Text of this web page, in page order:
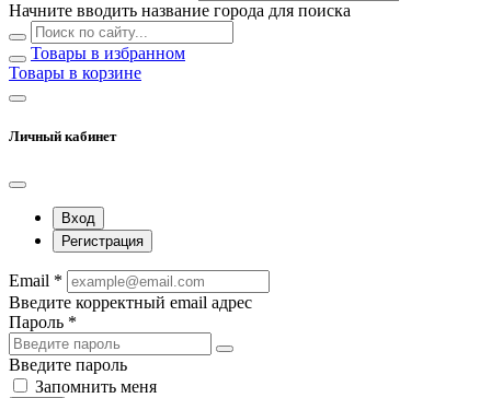
Начните вводить название города для поиска
Товары в избранном
Товары в корзине
Личный кабинет
Вход
Регистрация
Email *
Введите корректный email адрес
Пароль *
Введите пароль
Запомнить меня